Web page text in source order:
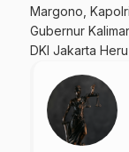
Margono,
Gubernur
DKI Jakarta